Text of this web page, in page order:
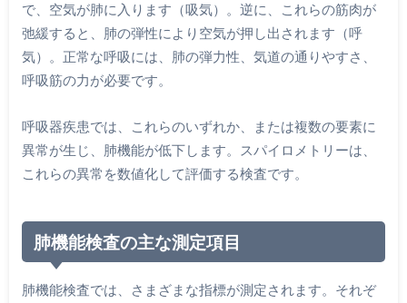
で、空気が肺に入ります（吸気）。逆に、これらの筋肉が
弛緩すると、肺の弾性により空気が押し出されます（呼
気）。正常な呼吸には、肺の弾力性、気道の通りやすさ、
呼吸筋の力が必要です。
呼吸器疾患では、これらのいずれか、または複数の要素に
異常が生じ、肺機能が低下します。スパイロメトリーは、
これらの異常を数値化して評価する検査です。
肺機能検査の主な測定項目
肺機能検査では、さまざまな指標が測定されます。それぞ